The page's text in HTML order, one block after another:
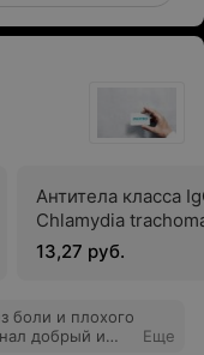
Антитела класса
Chlamydia
13,27 руб.
боли и плохого
добрый и
Еще